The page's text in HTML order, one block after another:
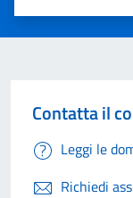
Valuta 3
Valuta 2
Valuta 1 stelle
Contatta il
Leggi le
Richiedi